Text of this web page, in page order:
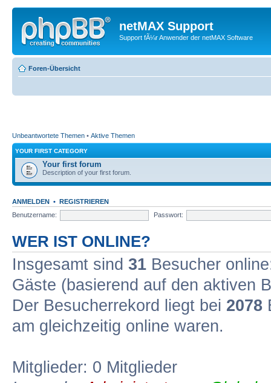
netMAX Support
Support fÃ¼r Anwender der netMAX Software
Foren-Übersicht
Unbeantwortete Themen • Aktive Themen
YOUR FIRST CATEGORY
Your first forum
Description of your first forum.
ANMELDEN • REGISTRIEREN
Benutzername:
Passwort:
WER IST ONLINE?
Insgesamt sind 31 Besucher
Gäste (basierend auf den aktiven
Der Besucherrekord liegt bei 2078
am gleichzeitig online waren.
Mitglieder: 0 Mitglieder